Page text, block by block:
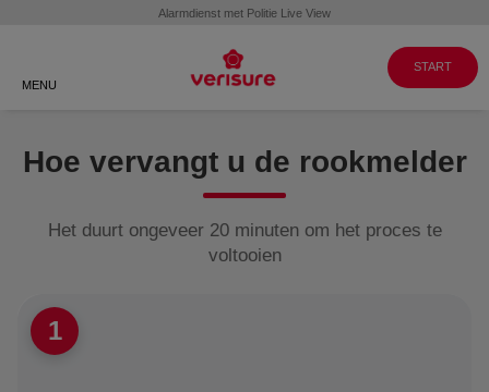
WERKEN BIJ
MENU
START
Hoe vervangt u de rookmelder
Het duurt ongeveer 20 minuten om het proces te
voltooien
1